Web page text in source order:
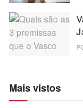
Mais vistos